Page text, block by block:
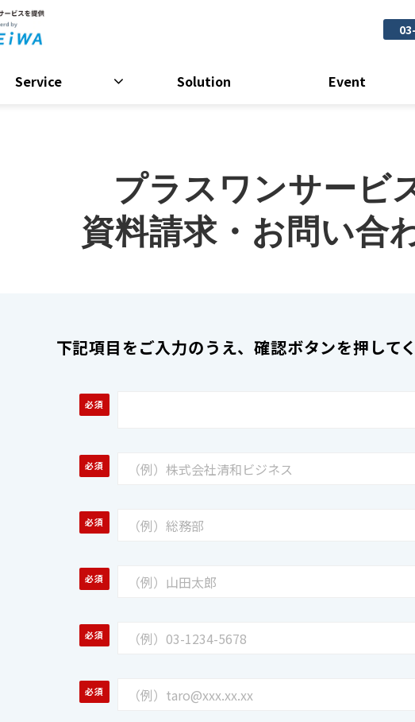
Service Solution Event
プラスワンサービ
資料請求・お問い合
下記項目をご入力のうえ、確認ボタンを押してく